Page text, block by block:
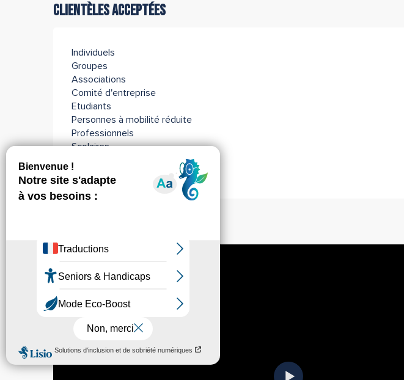
Clientèles acceptées
Individuels
Groupes
Associations
Comité d'entreprise
Etudiants
Personnes à mobilité réduite
Professionnels
Scolaires